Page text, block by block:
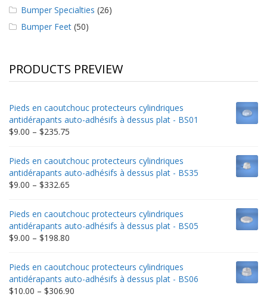
Bumper Specialties (26)
Bumper Feet (50)
PRODUCTS PREVIEW
Pieds en caoutchouc protecteurs cylindriques
antidérapants auto-adhésifs à dessus plat - BS01
$9.00 – $235.75
$9.00
through
$235.75
Pieds en caoutchouc protecteurs cylindriques
antidérapants auto-adhésifs à dessus plat - BS35
$9.00 – $332.65
$9.00
through
$332.65
Pieds en caoutchouc protecteurs cylindriques
antidérapants auto-adhésifs à dessus plat - BS05
$9.00 – $198.80
$9.00
through
$198.80
Pieds en caoutchouc protecteurs cylindriques
antidérapants auto-adhésifs à dessus plat - BS06
$10.00 – $306.90